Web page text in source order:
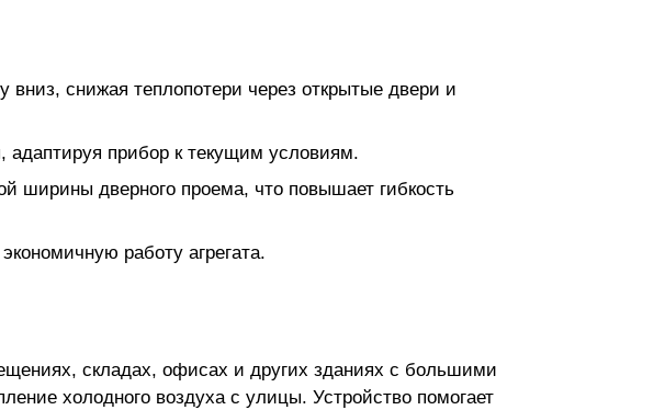
вниз, снижая теплопотери через открытые двери и
адаптируя прибор к текущим условиям.
ширины дверного проема, что повышает гибкость
работу агрегата.
складах, офисах и других зданиях с большими
холодного воздуха с улицы. Устройство помогает